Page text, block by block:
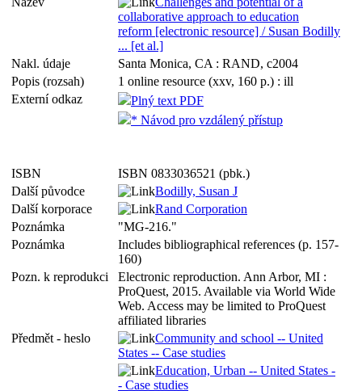
collaborative approach to education
reform [electronic resource] / Susan Bodilly
... [et al.]
Nakl. údaje
Santa Monica, CA : RAND, c2004
Popis (rozsah)
1 online resource (xxv, 160 p.) : ill
Externí odkaz
Plný text PDF
* Návod pro vzdálený přístup
ISBN
ISBN 0833036521 (pbk.)
Další původce
Bodilly, Susan J
Další korporace
Rand Corporation
Poznámka
"MG-216."
Poznámka
Includes bibliographical references (p. 157-
160)
Pozn. k reprodukci
Electronic reproduction. Ann Arbor, MI :
ProQuest, 2015. Available via World Wide
Web. Access may be limited to ProQuest
affiliated libraries
Předmět - heslo
Community and school -- United
States -- Case studies
Education, Urban -- United States -
- Case studies